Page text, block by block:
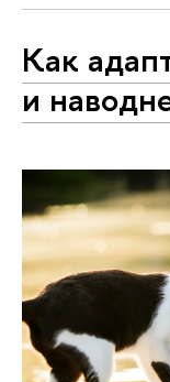
Как
и